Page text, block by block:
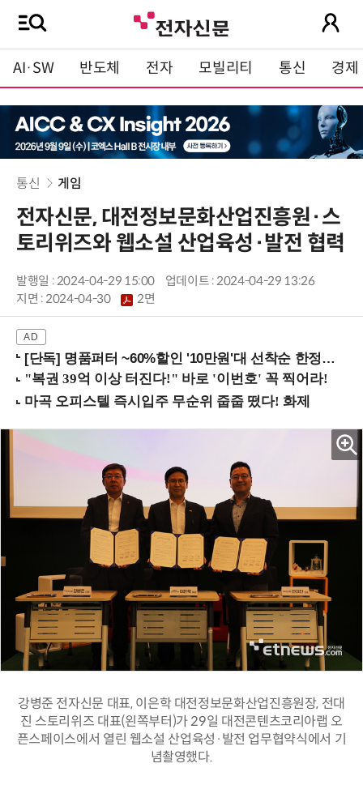
AI·SW 반도체 전자 모빌리티 통신 경제
통신 게임
전자신문, 대전정보문화산업진흥원·스
토리위즈와 웹소설 산업육성·발전 협력
발행일 : 2024-04-29 15:00
업데이트 : 2024-04-29 13:26
지면 :2024-04-30 2면
[단독] 명품퍼터 ~60%할인 '10만원'대 선착순 한정판매!
강병준 전자신문 대표, 이은학 대전정보문화산업진흥원장, 전대
진 스토리위즈 대표(왼쪽부터)가 29일 대전콘텐츠코리아랩 오
픈스페이스에서 열린 웹소설 산업육성·발전 업무협약식에서 기
념촬영했다.